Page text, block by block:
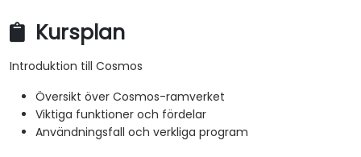
Kursplan
Introduktion till Cosmos
Översikt över Cosmos-ramverket
Viktiga funktioner och fördelar
Användningsfall och verkliga program